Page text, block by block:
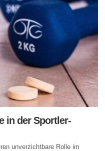
in der Sportler-
unverzichtbare Rolle im